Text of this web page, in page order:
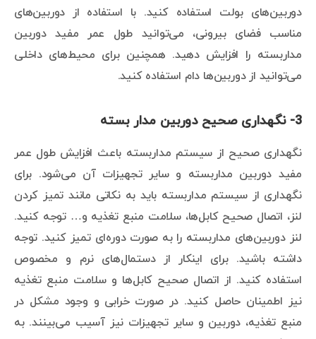
دوربین‌های بولت استفاده کنید. با استفاده از دوربین‌های
مناسب فضای بیرونی، می‌توانید طول عمر مفید دوربین
مداربسته را افزایش دهید. همچنین برای محیط‌های داخلی
می‌توانید از دوربین‌ها دام استفاده کنید.
3- نگهداری صحیح دوربین مدار بسته
نگهداری صحیح از سیستم مداربسته باعث افزایش طول عمر
مفید دوربین مداربسته و سایر تجهیزات آن می‌شود. برای
نگهداری از سیستم مداربسته باید به نکاتی مانند تمیز کردن
لنز، اتصال صحیح کابل‌ها، سلامت منبع تغذیه و… توجه کنید.
لنز دوربین‌های مداربسته را به صورت دوره‌ای تمیز کنید. توجه
داشته باشید. برای اینکار از دستمال‌های نرم و مخصوص
استفاده کنید. از اتصال صحیح کابل‌ها و سلامت منبع تغذیه
نیز اطمینان حاصل کنید. در صورت خرابی و وجود مشکل در
منبع تغذیه، دوربین و سایر تجهیزات نیز آسیب می‌بینند. به